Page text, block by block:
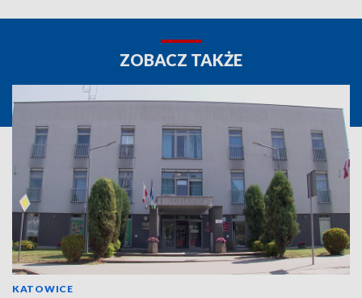
ZOBACZ TAKŻE
KATOWICE